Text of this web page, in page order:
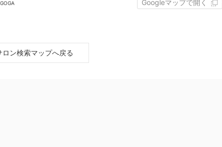
Googleマップで開く
ロン検索マップへ戻る